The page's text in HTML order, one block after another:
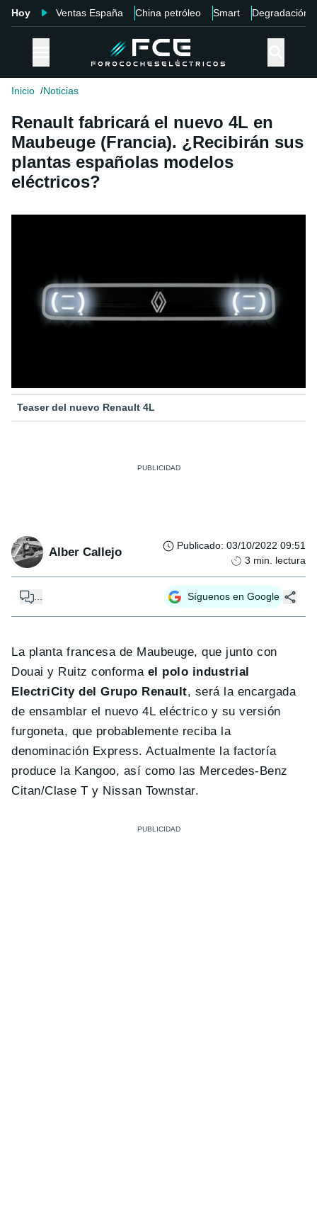
Hoy Ventas España China petróleo Smart Degradación
Inicio Noticias
Renault fabricará el nuevo 4L en
Maubeuge (Francia). ¿Recibirán sus
plantas españolas modelos
eléctricos?
Teaser del nuevo Renault 4L
Alber Callejo Publicado: 03/10/2022 09:51
3 min. lectura
... Síguenos en Google
La planta francesa de Maubeuge, que junto con
Douai y Ruitz conforma el polo industrial
ElectriCity del Grupo Renault, será la encargada
de ensamblar el nuevo 4L eléctrico y su versión
furgoneta, que probablemente reciba la
denominación Express. Actualmente la factoría
produce la Kangoo, así como las Mercedes-Benz
Citan/Clase T y Nissan Townstar.